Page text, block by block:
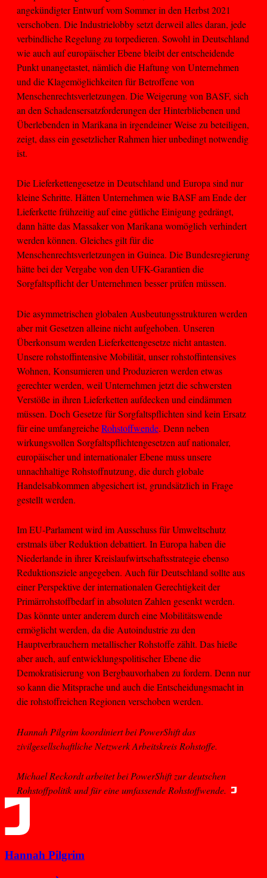
angekündigter Entwurf vom Sommer in den Herbst 2021
verschoben. Die Industrielobby setzt derweil alles daran, jede
verbindliche Regelung zu torpedieren. Sowohl in Deutschland
wie auch auf europäischer Ebene bleibt der entscheidende
Punkt unangetastet, nämlich die Haftung von Unternehmen
und die Klagemöglichkeiten für Betroffene von
Menschenrechtsverletzungen. Die Weigerung von BASF, sich
an den Schadensersatzforderungen der Hinterbliebenen und
Überlebenden in Marikana in irgendeiner Weise zu beteiligen,
zeigt, dass ein gesetzlicher Rahmen hier unbedingt notwendig
ist.
Die Lieferkettengesetze in Deutschland und Europa sind nur
kleine Schritte. Hätten Unternehmen wie BASF am Ende der
Lieferkette frühzeitig auf eine gütliche Einigung gedrängt,
dann hätte das Massaker von Marikana womöglich verhindert
werden können. Gleiches gilt für die
Menschenrechtsverletzungen in Guinea. Die Bundesregierung
hätte bei der Vergabe von den UFK-Garantien die
Sorgfaltspflicht der Unternehmen besser prüfen müssen.
Die asymmetrischen globalen Ausbeutungsstrukturen werden
aber mit Gesetzen alleine nicht aufgehoben. Unseren
Überkonsum werden Lieferkettengesetze nicht antasten.
Unsere rohstoffintensive Mobilität, unser rohstoffintensives
Wohnen, Konsumieren und Produzieren werden etwas
gerechter werden, weil Unternehmen jetzt die schwersten
Verstöße in ihren Lieferketten aufdecken und eindämmen
müssen. Doch Gesetze für Sorgfaltspflichten sind kein Ersatz
für eine umfangreicheRohstoffwende. Denn neben
wirkungsvollen Sorgfaltspflichtengesetzen auf nationaler,
europäischer und internationaler Ebene muss unsere
unnachhaltige Rohstoffnutzung, die durch globale
Handelsabkommen abgesichert ist, grundsätzlich in Frage
gestellt werden.
Im EU-Parlament wird im Ausschuss für Umweltschutz
erstmals über Reduktion debattiert. In Europa haben die
Niederlande in ihrer Kreislaufwirtschaftsstrategie ebenso
Reduktionsziele angegeben. Auch für Deutschland sollte aus
einer Perspektive der internationalen Gerechtigkeit der
Primärrohstoffbedarf in absoluten Zahlen gesenkt werden.
Das könnte unter anderem durch eine Mobilitätswende
ermöglicht werden, da die Autoindustrie zu den
Hauptverbrauchern metallischer Rohstoffe zählt. Das hieße
aber auch, auf entwicklungspolitischer Ebene die
Demokratisierung von Bergbauvorhaben zu fordern. Denn nur
so kann die Mitsprache und auch die Entscheidungsmacht in
die rohstoffreichen Regionen verschoben werden.
Hannah Pilgrim koordiniert bei PowerShift das
zivilgesellschaftliche Netzwerk Arbeitskreis Rohstoffe.
Michael Reckordt arbeitet bei PowerShift zur deutschen
Rohstoffpolitik und für eine umfassende Rohstoffwende.
Hannah Pilgrim